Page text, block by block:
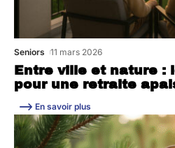
Entre ville et nature :
pour une retraite
Seniors 11 mars 2026
En savoir plus